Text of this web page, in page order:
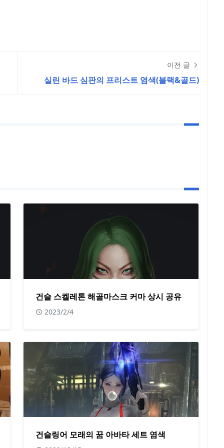
이전 글
실린 바드 심판의 프리스트 염색(블랙&골드)
건슬 스켈레톤 해골마스크 커마 상시 공유
2023/2/4
건슬링어 모래의 꿈 아바타 세트 염색